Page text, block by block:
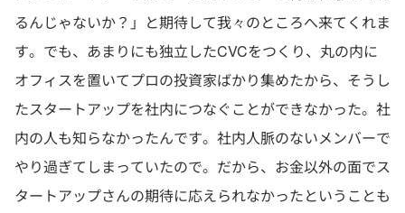
るんじゃないか？」と期待して我々のところへ来てくれま
す。でも、あまりにも独立したCVCをつくり、丸の内に
オフィスを置いてプロの投資家ばかり集めたから、そうし
たスタートアップを社内につなぐことができなかった。社
内の人も知らなかったんです。社内人脈のないメンバーで
やり過ぎてしまっていたので。だから、お金以外の面でス
タートアップさんの期待に応えられなかったということも